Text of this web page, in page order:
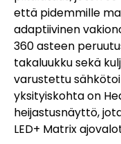
että pidemmille
adaptiivinen
360 asteen
takaluukku sekä
varustettu
yksityiskohta on
heijastusnäyttö,
LED+ Matrix